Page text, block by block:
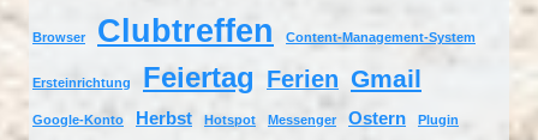
Browser Clubtreffen Content-Management-System
Ersteinrichtung Feiertag Ferien Gmail
Google-Konto Herbst Hotspot Messenger Ostern Plugin